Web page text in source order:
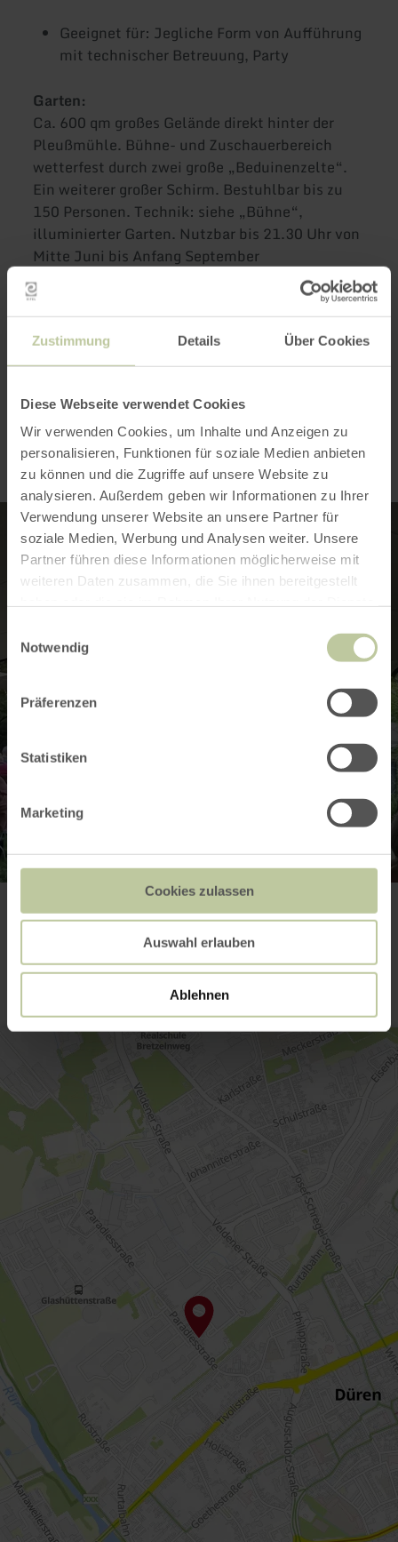
Zustimmung Details Über Cookies
Diese Webseite verwendet Cookies
Wir verwenden Cookies, um Inhalte und Anzeigen zu
personalisieren, Funktionen für soziale Medien anbieten
zu können und die Zugriffe auf unsere Website zu
analysieren. Außerdem geben wir Informationen zu Ihrer
Verwendung unserer Website an unsere Partner für
soziale Medien, Werbung und Analysen weiter. Unsere
Partner führen diese Informationen möglicherweise mit
weiteren Daten zusammen, die Sie ihnen bereitgestellt
Notwendig
Präferenzen
Statistiken
Marketing
Cookies zulassen
Auswahl erlauben
Ablehnen
Geeignet für: Jegliche Form von Aufführung
mit technischer Betreuung, Party
Garten:
Ca. 600 qm großes Gelände direkt hinter der
Pleußmühle. Bühne- und Zuschauerbereich
wetterfest durch zwei große „Beduinenzelte“.
Ein weiterer großer Schirm. Bestuhlbar bis zu
150 Personen. Technik: siehe „Bühne“,
illuminierter Garten. Nutzbar bis 21.30 Uhr von
Mitte Juni bis Anfang September
Geeignet für: Jegliche Form von Aufführung
mit technischer Betreuung, Gartenfest,
Empfang
Impressionen
Kontakt